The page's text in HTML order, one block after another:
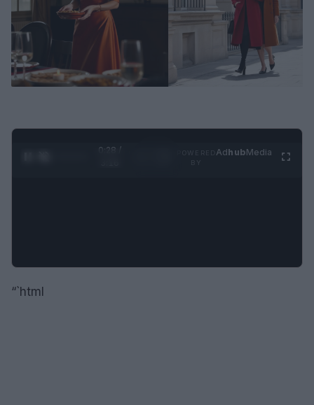
0:28 /
AdhubMedia
“`html